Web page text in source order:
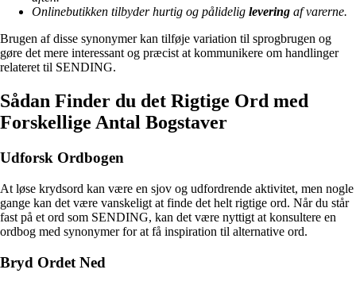
Onlinebutikken tilbyder hurtig og pålidelig levering af varerne.
Brugen af disse synonymer kan tilføje variation til sprogbrugen og
gøre det mere interessant og præcist at kommunikere om handlinger
relateret til SENDING.
Sådan Finder du det Rigtige Ord med
Forskellige Antal Bogstaver
Udforsk Ordbogen
At løse krydsord kan være en sjov og udfordrende aktivitet, men nogle
gange kan det være vanskeligt at finde det helt rigtige ord. Når du står
fast på et ord som SENDING, kan det være nyttigt at konsultere en
ordbog med synonymer for at få inspiration til alternative ord.
Bryd Ordet Ned